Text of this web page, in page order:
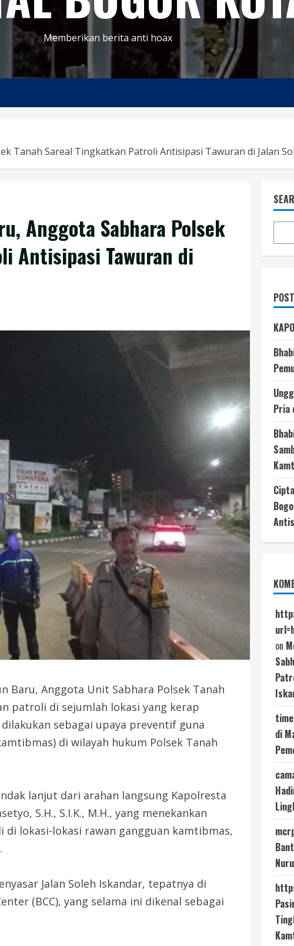
Memberikan berita anti hoax
Tanah Sareal Tingkatkan Patroli Antisipasi Tawuran di Jalan
Anggota Sabhara Polsek
Antisipasi Tawuran di
Baru, Anggota Unit Sabhara Polsek Tanah
patroli di sejumlah lokasi yang kerap
sebagai upaya preventif guna
di wilayah hukum Polsek Tanah
lanjut dari arahan langsung Kapolresta
S.H., S.I.K., M.H., yang menekankan
lokasi-lokasi rawan gangguan kamtibmas,
Jalan Soleh Iskandar, tepatnya di
(BCC), yang selama ini dikenal sebagai
Pria
on
di